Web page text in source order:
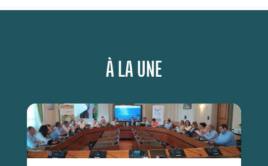
À LA UNE